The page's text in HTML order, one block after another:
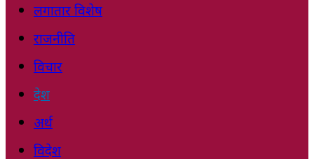
लगातार विशेष
राजनीति
विचार
देश
अर्थ
विदेश